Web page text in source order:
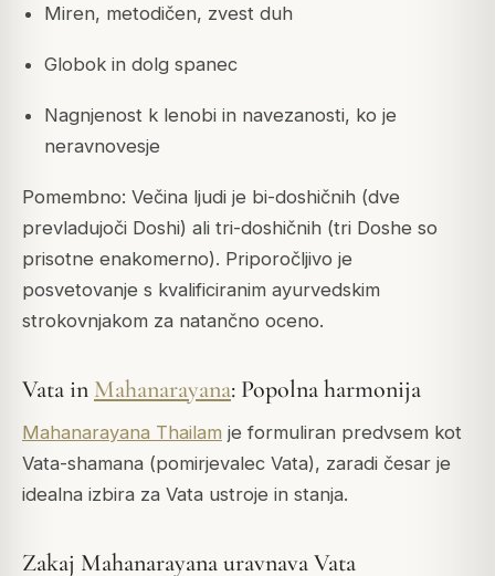
Miren, metodičen, zvest duh
Globok in dolg spanec
Nagnjenost k lenobi in navezanosti, ko je
neravnovesje
Pomembno: Večina ljudi je bi-doshičnih (dve
prevladujoči Doshi) ali tri-doshičnih (tri Doshe so
prisotne enakomerno). Priporočljivo je
posvetovanje s kvalificiranim ayurvedskim
strokovnjakom za natančno oceno.
Vata in Mahanarayana: Popolna harmonija
Mahanarayana Thailam je formuliran predvsem kot
Vata-shamana (pomirjevalec Vata), zaradi česar je
idealna izbira za Vata ustroje in stanja.
Zakaj Mahanarayana uravnava Vata